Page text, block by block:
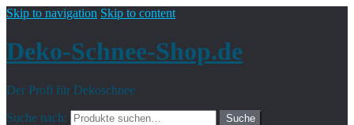
Skip to navigation Skip to content
Deko-Schnee-Shop.de
Der Profi für Dekoschnee
Suche nach:
Suche